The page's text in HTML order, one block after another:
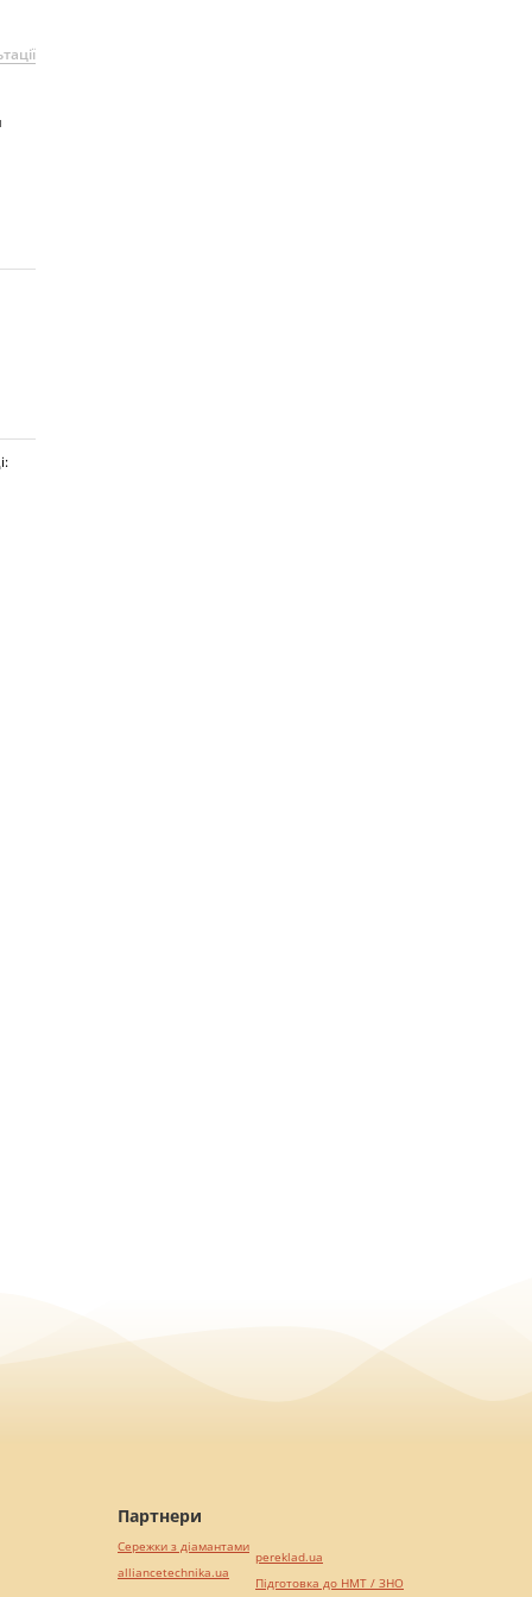
Партнери
Сережки з діамантами
alliancetechnika.ua
pereklad.ua
Підготовка до НМТ / ЗНО